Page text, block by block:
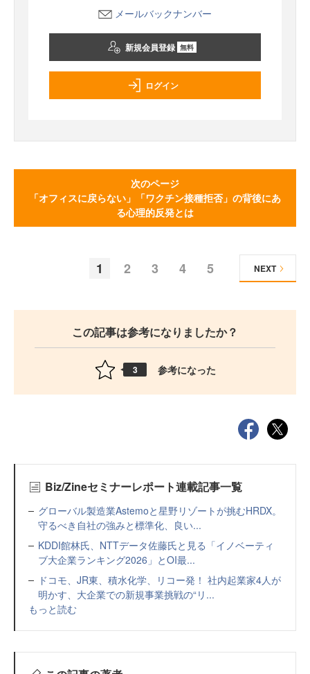
メールバックナンバー
新規会員登録 無料
ログイン
次のページ
「オフィスに戻らない」「ワクチン接種拒否」の背後にあ
る心理的反発とは
1 2 3 4 5 NEXT
この記事は参考になりましたか？
3 参考になった
Biz/Zineセミナーレポート連載記事一覧
グローバル製造業Astemoと星野リゾートが挑むHRDX。
守るべき自社の強みと標準化、良い...
KDDI館林氏、NTTデータ佐藤氏と見る「イノベーティ
ブ大企業ランキング2026」とOI最...
ドコモ、JR東、積水化学、リコー発！ 社内起業家4人が
明かす、大企業での新規事業挑戦の“リ...
もっと読む